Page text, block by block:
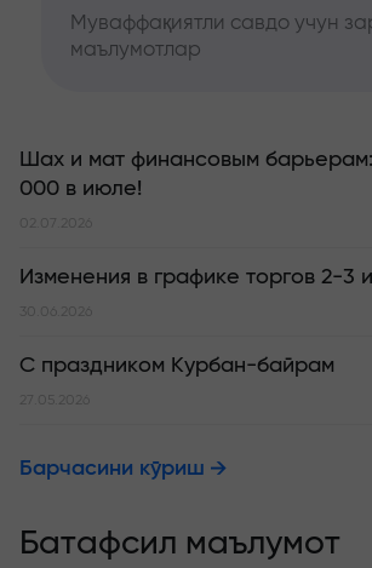
Муваффақиятли савдо учун
маълумотлар
Шах и мат финансовым
000 в июле!
02.07.2026
Изменения в графике торгов 2-3
30.06.2026
С праздником Курбан-байрам
27.05.2026
Барчасини кўриш
Батафсил маълумот